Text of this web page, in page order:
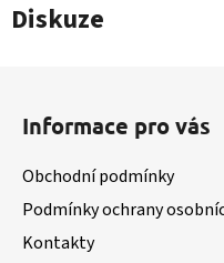
Diskuze
Informace pro vás
Obchodní podmínky
Podmínky ochrany
Kontakty